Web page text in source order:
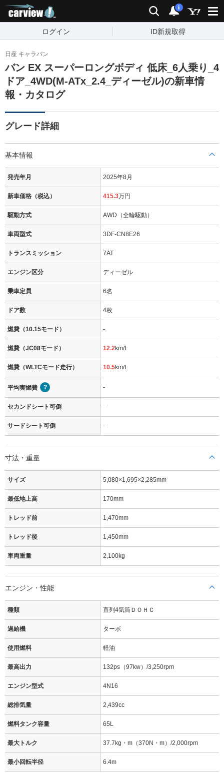
検索 通知
i
ログイン ID新規取得
日産 キャラバン
バン EX スーパーロングボディ 低床_6人乗り_4
ドア_4WD(M-ATx_2.4_ディーゼル)の新車情
報・カタログ
グレード詳細
基本情報
発売年月 2025年8月
新車価格（税込） 415.3万円
駆動方式 AWD（全輪駆動）
車両型式 3DF-CN8E26
トランスミッション 7AT
エンジン区分 ディーゼル
乗車定員 6名
ドア数 4枚
燃費（10.15モード） -
燃費（JC08モード） 12.2km/L
燃費（WLTCモード走行） 10.5km/L
平均実燃費 -
セカンドシート可倒 -
サードシート可倒 -
寸法・重量
サイズ 5,080×1,695×2,285mm
最低地上高 170mm
トレッド前 1,470mm
トレッド後 1,450mm
車両重量 2,100kg
エンジン・性能
種類 直列4気筒ＤＯＨＣ
過給機 ターボ
使用燃料 軽油
最高出力 132ps（97kw）/3,250rpm
エンジン型式 4N16
総排気量 2,439cc
燃料タンク容量 65L
最大トルク 37.7kg・m（370N・m）/2,000rpm
最小回転半径 6.4m